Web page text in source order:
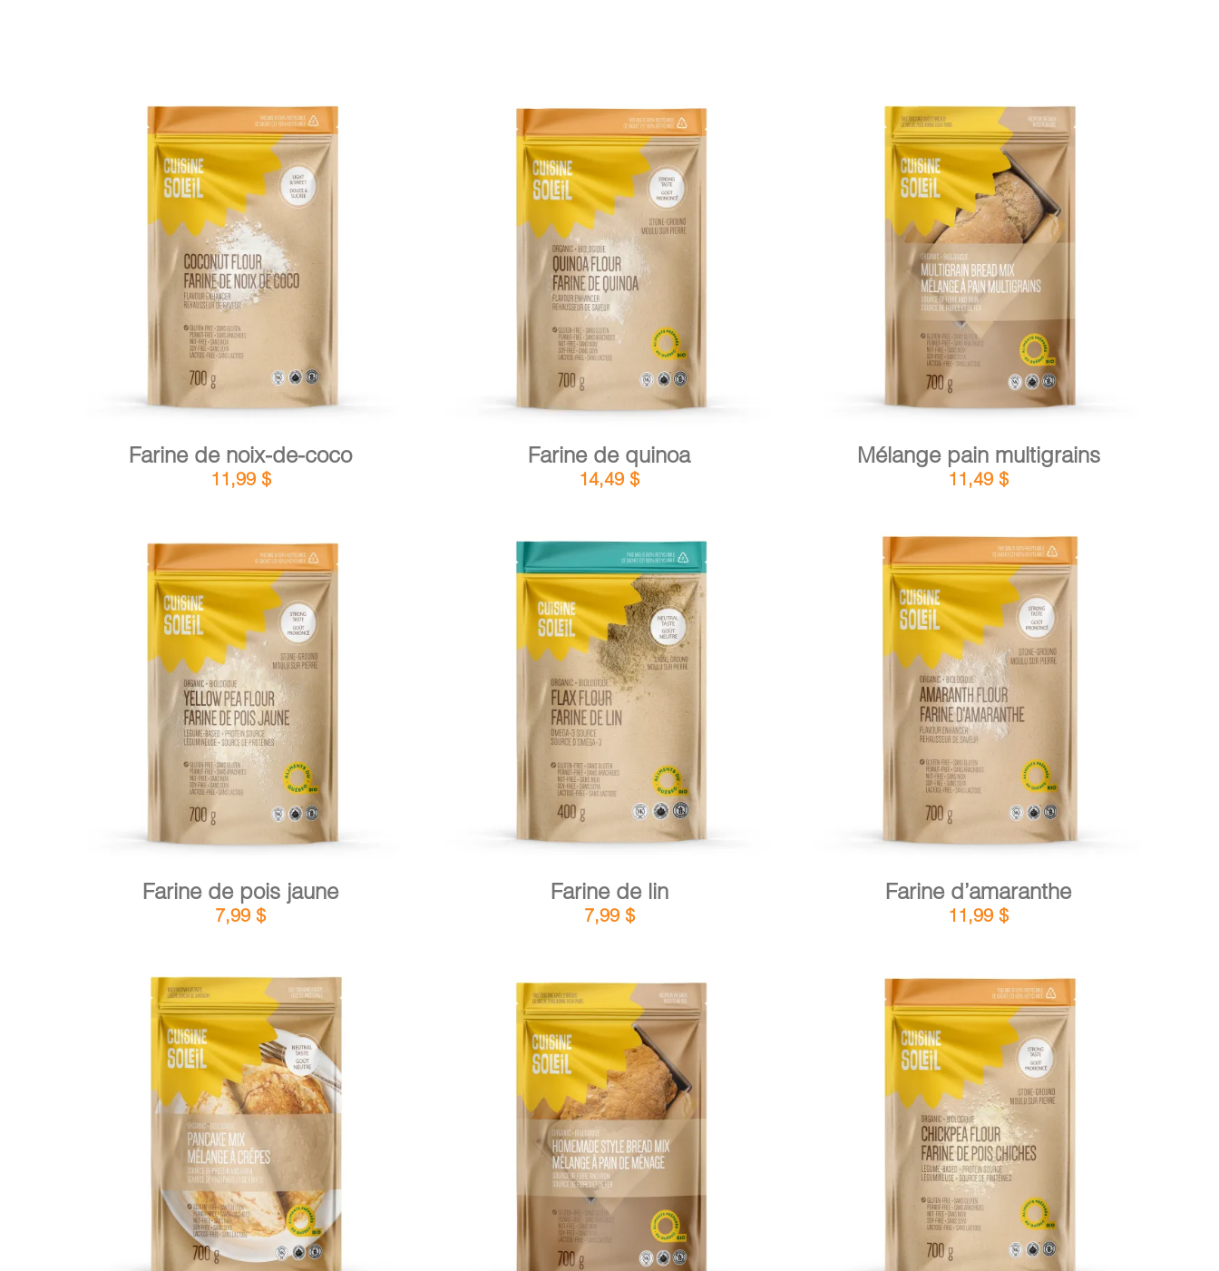
AJOUTER AU PANIER / DÉTAILS
Farine de noix-de-coco
11,99 $
AJOUTER AU PANIER
Farine de quinoa
14,49$
AJOUTER AU PANIER / DÉTAILS
Mélange pain multigrains
11,49$
AJOUTER AU PANIER / DÉTAILS
Farine de pois jaune
7,99$
AJOUTER AU PANIER /
Farine de lin
7,99 $
AJOUTER AU PANIER /
Farine d’amaranthe
11,99$
AJOUTER AU PANIER AJOUTER AU PANIER / DÉTAILS AJOUTER AU PANIER / DÉTAILS